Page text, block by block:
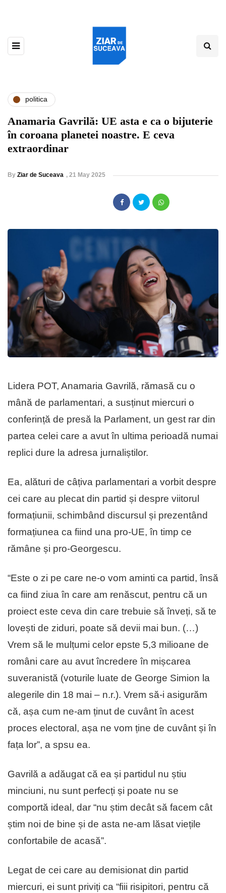
politica
Anamaria Gavrilă: UE asta e ca o bijuterie
în coroana planetei noastre. E ceva
extraordinar
By Ziar de Suceava , 21 May 2025
Lidera POT, Anamaria Gavrilă, rămasă cu o
mână de parlamentari, a susținut miercuri o
conferință de presă la Parlament, un gest rar din
partea celei care a avut în ultima perioadă numai
replici dure la adresa jurnaliștilor.
Ea, alături de câțiva parlamentari a vorbit despre
cei care au plecat din partid și despre viitorul
formațiunii, schimbând discursul și prezentând
formațiunea ca fiind una pro-UE, în timp ce
rămâne și pro-Georgescu.
“Este o zi pe care ne-o vom aminti ca partid, însă
ca fiind ziua în care am renăscut, pentru că un
proiect este ceva din care trebuie să înveți, să te
lovești de ziduri, poate să devii mai bun. (…)
Vrem să le mulțumi celor epste 5,3 milioane de
români care au avut încredere în mișcarea
suveranistă (voturile luate de George Simion la
alegerile din 18 mai – n.r.). Vrem să-i asigurăm
că, așa cum ne-am ținut de cuvânt în acest
proces electoral, așa ne vom ține de cuvânt și în
fața lor”, a spsu ea.
Gavrilă a adăugat că ea și partidul nu știu
minciuni, nu sunt perfecți și poate nu se
comportă ideal, dar “nu știm decât să facem cât
știm noi de bine și de asta ne-am lăsat viețile
confortabile de acasă”.
Legat de cei care au demisionat din partid
miercuri, ei sunt priviți ca “fiii risipitori, pentru că